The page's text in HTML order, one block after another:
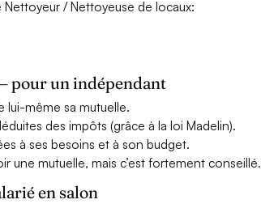
/ Nettoyeuse de locaux:
pour un indépendant
lui-même sa mutuelle.
des impôts (grâce à la loi Madelin).
à ses besoins et à son budget.
une mutuelle, mais c’est fortement conseillé.
en salon